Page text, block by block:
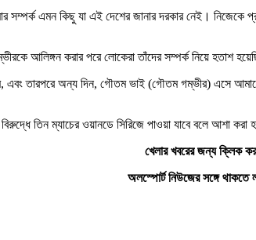
সম্পর্ক এমন কিছু যা এই দেশের জানার দরকার নেই।
আলিঙ্গন করার পরে লোকেরা তাঁদের সম্পর্ক নিয়ে হতাশ
তারপরে অন্য দিন, গৌতম ভাই (গৌতম গম্ভীর) এসে
তিন ম্যাচের ওয়ানডে সিরিজে পাওয়া যাবে বলে আশা
খেলার খবরের জন্য ক্লিক
অলস্পোর্ট নিউজের সঙ্গে